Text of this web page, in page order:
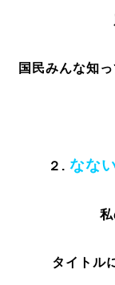
国民みんな知
２.なな
タイトル